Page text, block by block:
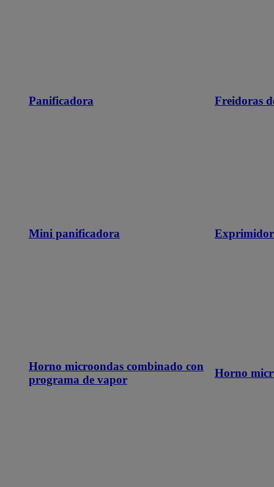
Panificadora Freidoras
Mini panificadora
Horno microondas combinado con
programa de vapor
Horno